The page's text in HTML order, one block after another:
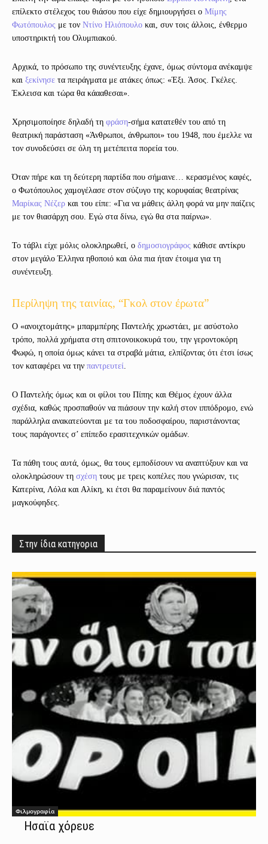
επίλεκτο στέλεχος του θιάσου που είχε δημιουργήσει ο Μίμης
Φωτόπουλος με τον Ντίνο Ηλιόπουλο και, συν τοις άλλοις, ένθερμο
υποστηρικτή του Ολυμπιακού.
Αρχικά, το πρόσωπο της συνέντευξης έχανε, όμως σύντομα ανέκαμψε
και ξεκίνησε τα πειράγματα με ατάκες όπως: «Έξι. Άσος. Γκέλες.
Έκλεισα και τώρα θα κάααθεσαι».
Χρησιμοποίησε δηλαδή τη φράση-σήμα κατατεθέν του από τη
θεατρική παράσταση «Άνθρωποι, άνθρωποι» του 1948, που έμελλε να
τον συνοδεύσει σε όλη τη μετέπειτα πορεία του.
Όταν πήρε και τη δεύτερη παρτίδα που σήμαινε… κερασμένος καφές,
ο Φωτόπουλος χαμογέλασε στον σύζυγο της κορυφαίας θεατρίνας
Μαρίκας Νέζερ και του είπε: «Για να μάθεις άλλη φορά να μην παίζεις
με τον θιασάρχη σου. Εγώ στα δίνω, εγώ θα στα παίρνω».
Το τάβλι είχε μόλις ολοκληρωθεί, ο δημοσιογράφος κάθισε αντίκρυ
στον μεγάλο Έλληνα ηθοποιό και όλα πια ήταν έτοιμα για τη
συνέντευξη.
Περίληψη της ταινίας, “Γκολ στον έρωτα”
Ο «ανοιχτομάτης» μπαρμπέρης Παντελής χρωστάει, με ασύστολο
τρόπο, πολλά χρήματα στη σπιτονοικοκυρά του, την γεροντοκόρη
Φωφώ, η οποία όμως κάνει τα στραβά μάτια, ελπίζοντας ότι έτσι ίσως
τον καταφέρει να την παντρευτεί
Ο Παντελής όμως και οι φίλοι του Πίπης και Θέμος έχουν άλλα
σχέδια, καθώς προσπαθούν να πιάσουν την καλή στον ιππόδρομο, ενώ
παράλληλα ανακατεύονται με τα του ποδοσφαίρου, παριστάνοντας
τους παράγοντες σ’ επίπεδο ερασιτεχνικών ομάδων.
Τα πάθη τους αυτά, όμως, θα τους εμποδίσουν να αναπτύξουν και να
ολοκληρώσουν τη σχέση τους με τρεις κοπέλες που γνώρισαν, τις
Κατερίνα, Λόλα και Αλίκη, κι έτσι θα παραμείνουν διά παντός
μαγκούφηδες.
Στην ίδια κατηγορια
Φιλμογραφία
Ησαϊα χόρευε